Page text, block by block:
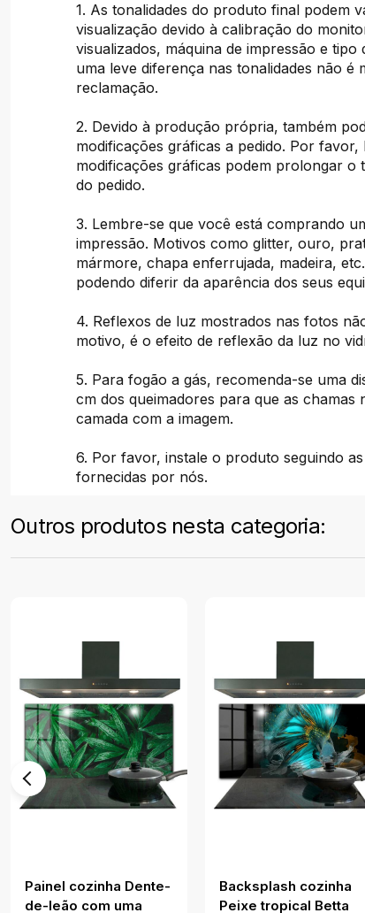
1. As tonalidades do produto final podem
visualização devido à calibração do
visualizados, máquina de impressão e tipo
uma leve diferença nas tonalidades não é
reclamação.
2. Devido à produção própria, também
modificações gráficas a pedido. Por favor,
modificações gráficas podem prolongar o
do pedido.
3. Lembre-se que você está comprando
impressão. Motivos como glitter, ouro,
mármore, chapa enferrujada, madeira,
podendo diferir da aparência dos seus
4. Reflexos de luz mostrados nas fotos
motivo, é o efeito de reflexão da luz no
5. Para fogão a gás, recomenda-se uma
cm dos queimadores para que as chamas
camada com a imagem.
6. Por favor, instale o produto seguindo
fornecidas por nós.
Outros produtos nesta categoria:
Painel cozinha Dente-
de-leão com uma
Backsplash cozinha
Peixe tropical Betta